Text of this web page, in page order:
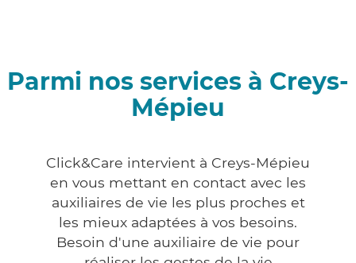
Parmi nos services à Creys-
Mépieu
Click&Care intervient à Creys-Mépieu
en vous mettant en contact avec les
auxiliaires de vie les plus proches et
les mieux adaptées à vos besoins.
Besoin d'une auxiliaire de vie pour